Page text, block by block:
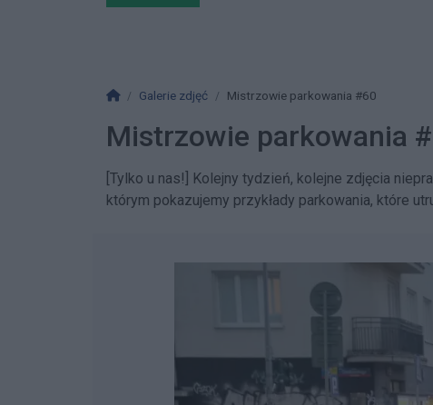
Strona główna
Galerie zdjęć Mistrzowie parkowania #60
Mistrzowie parkowania
[Tylko u nas!] Kolejny tydzień, kolejne zdjęcia
którym pokazujemy przykłady parkowania, które